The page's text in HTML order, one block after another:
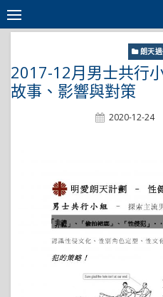
Skip
to
朗天
2017-12月男士共行
故事、影響與對策
Posted
2020-12-24